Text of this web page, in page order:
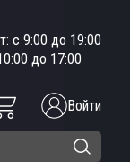
с 9:00 до 19:00
до 17:00
Войти